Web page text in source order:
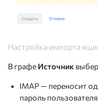
Настройка импорта
В графе Источник
IMAP — переносит
пароль